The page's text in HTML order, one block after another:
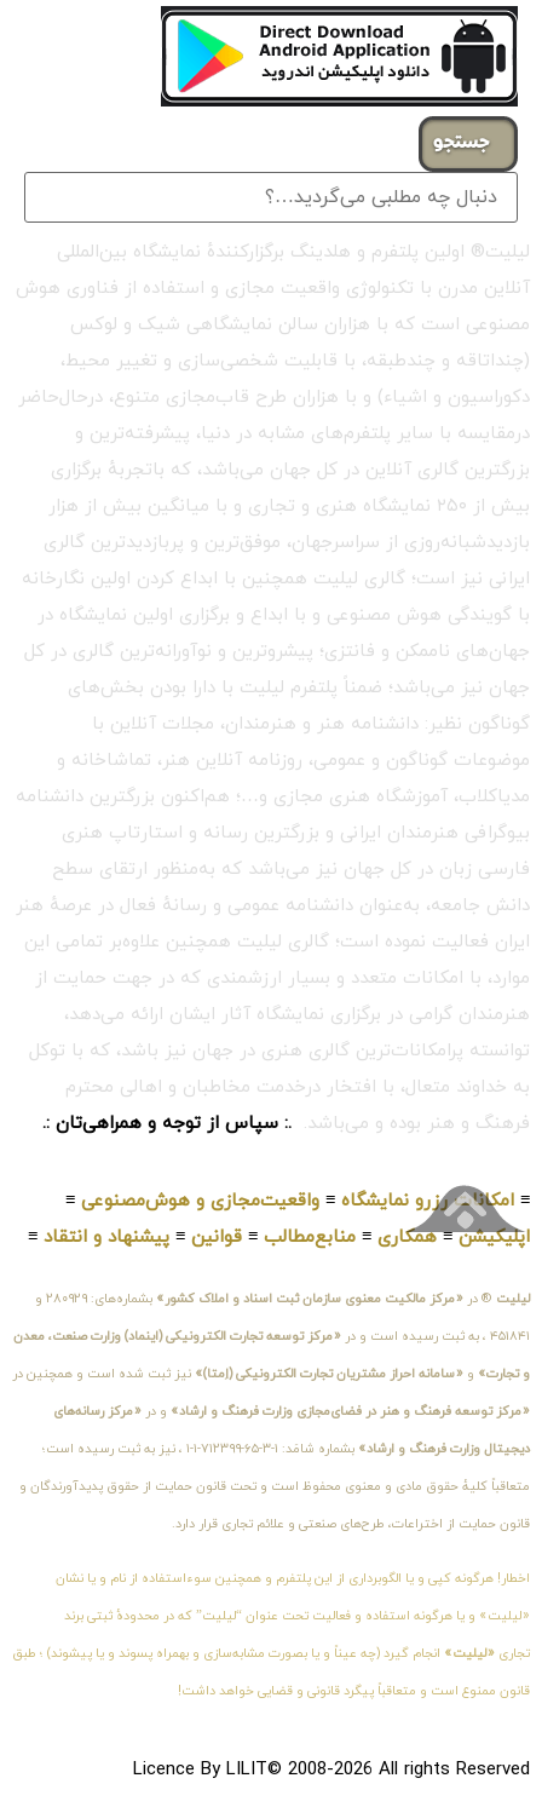
جستجو
لیلیت® اولین پلتفرم و هلدینگ برگزارکنندهٔ نمایشگاه بین‌المللی
آنلاین مدرن با تکنولوژی واقعیت مجازی و استفاده از فناوری هوش
مصنوعی است که با هزاران سالن نمایشگاهی شیک و لوکس
(چنداتاقه و چندطبقه، با قابلیت شخصی‌سازی و تغییر محیط،
دکوراسیون و اشیاء) و با هزاران طرح قاب‌مجازی متنوع، درحال‌حاضر
درمقایسه با سایر پلتفرم‌های مشابه در دنیا، پیشرفته‌ترین و
بزرگترین گالری آنلاین در کل جهان می‌باشد، که باتجربهٔ برگزاری
بیش از ۲۵۰ نمایشگاه هنری و تجاری و با میانگین بیش از هزار
بازدیدشبانه‌روزی از سراسرجهان، موفق‌ترین و پربازدیدترین گالری
ایرانی نیز است؛ گالری لیلیت همچنین با ابداع کردن اولین نگارخانه
با گویندگی هوش مصنوعی و با ابداع و برگزاری اولین نمایشگاه در
جهان‌های ناممکن و فانتزی؛ پیشروترین و نوآورانه‌ترین گالری در کل
جهان نیز می‌باشد؛ ضمناً پلتفرم لیلیت با دارا بودن بخش‌های
گوناگون نظیر: دانشنامه هنر و هنرمندان، مجلات آنلاین با
موضوعات گوناگون و عمومی، روزنامه آنلاین هنر، تماشاخانه و
مدیاکلاب، آموزشگاه هنری مجازی و…؛ هم‌اکنون بزرگترین دانشنامه
بیوگرافی هنرمندان ایرانی و بزرگترین رسانه و استارتاپ هنری
فارسی زبان در کل جهان نیز می‌باشد که به‌منظور ارتقای سطح
دانش جامعه، به‌عنوان دانشنامه عمومی و رسانهٔ فعال در عرصهٔ هنر
ایران فعالیت نموده است؛ گالری لیلیت همچنین علاوه‌بر تمامی این
موارد، با امکانات متعدد و بسیار ارزشمندی که در جهت حمایت از
هنرمندان گرامی در برگزاری نمایشگاه آثار ایشان ارائه می‌دهد،
توانسته پرامکانات‌ترین گالری هنری در جهان نیز باشد، که با توکل
به خداوند متعال، با افتخار درخدمت مخاطبان و اهالی محترم
فرهنگ و هنر بوده و می‌باشد. .: سپاس از توجه و همراهی‌تان :.
≡ امکانات رزرو نمایشگاه ≡ واقعیت‌مجازی و هوش‌مصنوعی ≡
اپلیکیشن≡همکاری ≡ منابع‌مطالب ≡ قوانین ≡ پیشنهاد و انتقاد ≡
لیلیت ® در «مرکز مالکیت معنوی سازمان ثبت اسناد و املاک کشور» بشماره‌های: ۲۸۰۹۲۹ و
۴۵۱۸۴۱ ، به ثبت رسیده است و در «مرکز توسعه تجارت الکترونیکی (اینماد) وزارت صنعت، معدن
و تجارت» و «سامانه احراز مشتریان تجارت الکترونیکی (اِمتا)» نیز ثبت شده است و همچنین در
«مرکز توسعه فرهنگ و هنر در فضای‌مجازی وزارت فرهنگ و ارشاد» و در «مرکز رسانه‌های
دیجیتال وزارت فرهنگ و ارشاد» بشماره شامَد: ۱-۳-۶۵-۷۱۲۳۹۹-۱-۱ ، نیز به ثبت رسیده است؛
متعاقباً کلیهٔ حقوق مادی و معنوی محفوظ است و تحت قانون حمایت از حقوق پدیدآورندگان و
قانون حمایت از اختراعات، طرح‌های صنعتی و علائم تجاری قرار دارد.
اخطار! هرگونه کپی و یا الگوبرداری از این پلتفرم و همچنین سوءاستفاده از نام و یا نشان
«لیلیت» و یا هرگونه استفاده و فعالیت تحت عنوان “لیلیت” که در محدودهٔ ثبتی برند
تجاری «لیلیت» انجام گیرد (چه عیناً و یا بصورت مشابه‌سازی و بهمراه پسوند و یا پیشوند) ؛ طبق
قانون ممنوع است و متعاقباً پیگرد قانونی و قضایی خواهد داشت!
Licence By LILIT© 2008-2026 All rights Reserved